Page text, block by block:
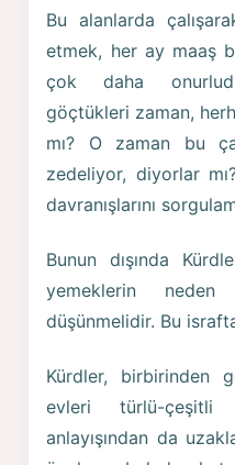
Bu alanlarda
etmek, her ay maaş
çok daha
göçtükleri zaman,
mı? O zaman bu
zedeliyor, diyorlar
davranışlarını
Bunun dışında
yemeklerin
düşünmelidir. Bu
Kürdler, birbirinden
evleri türlü-çeşitli
anlayışından da